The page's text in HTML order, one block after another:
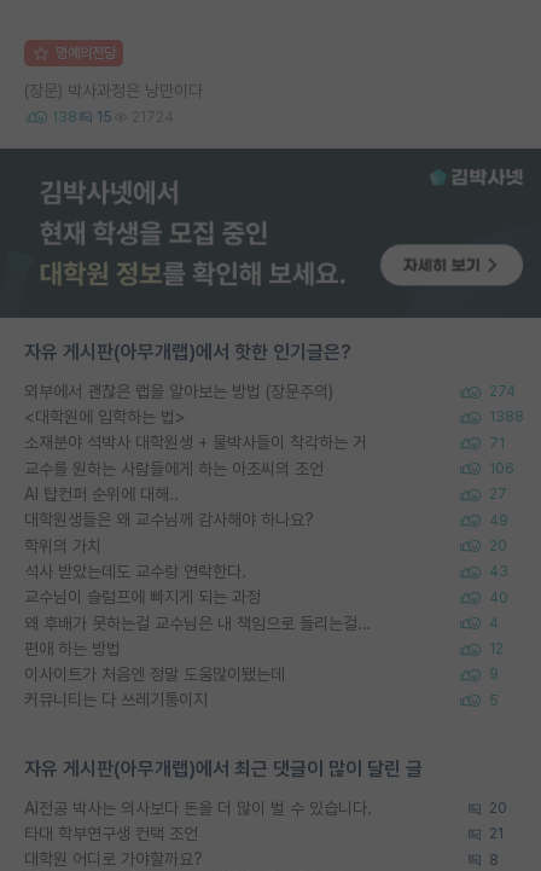
명예의전당
(장문) 박사과정은 낭만이다
138 15 21724
자유 게시판(아무개랩)에서 핫한 인기글은?
외부에서 괜찮은 랩을 알아보는 방법 (장문주의) 274
<대학원에 입학하는 법> 1388
소재분야 석박사 대학원생 + 물박사들이 착각하는 거 71
교수를 원하는 사람들에게 하는 아조씨의 조언 106
AI 탑컨퍼 순위에 대해.. 27
대학원생들은 왜 교수님께 감사해야 하나요? 49
학위의 가치 20
석사 받았는데도 교수랑 연락한다. 43
교수님이 슬럼프에 빠지게 되는 과정 40
왜 후배가 못하는걸 교수님은 내 책임으로 돌리는걸까요? 4
편애 하는 방법 12
이사이트가 처음엔 정말 도움많이됐는데 9
커뮤니티는 다 쓰레기통이지 5
자유 게시판(아무개랩)에서 최근 댓글이 많이 달린 글
AI전공 박사는 의사보다 돈을 더 많이 벌 수 있습니다. 20
타대 학부연구생 컨택 조언 21
대학원 어디로 가야할까요? 8